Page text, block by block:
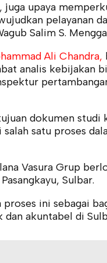
, juga upaya
pelayanan
Salim S.
Ali Chandra,
analis kebijakan
dokumen studi
satu proses
Vasura Grup
Sulbar.
ini sebagai
akuntabel di